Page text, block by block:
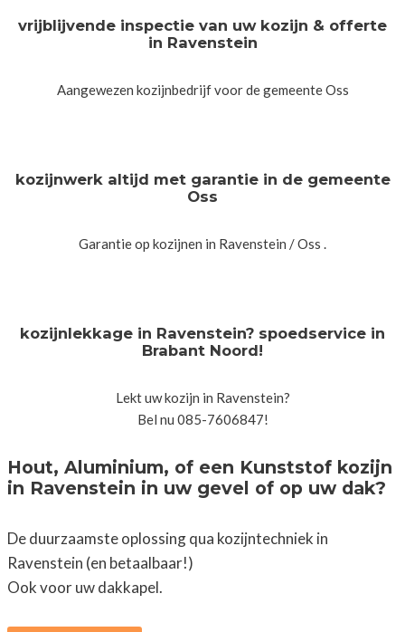
vrijblijvende inspectie van uw kozijn & offerte
in Ravenstein
Aangewezen kozijnbedrijf voor de gemeente Oss
kozijnwerk altijd met garantie in de gemeente
Oss
Garantie op kozijnen in Ravenstein / Oss .
kozijnlekkage in Ravenstein? spoedservice in
Brabant Noord!
Lekt uw kozijn in Ravenstein?
Bel nu 085-7606847!
Hout, Aluminium, of een Kunststof kozijn
in Ravenstein in uw gevel of op uw dak?
De duurzaamste oplossing qua kozijntechniek in
Ravenstein (en betaalbaar!)
Ook voor uw dakkapel.